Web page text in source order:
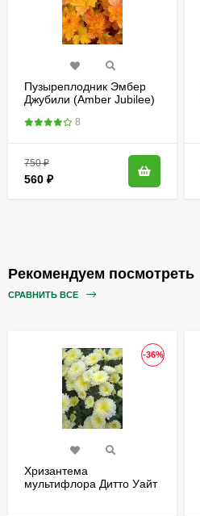
Пузыреплодник Эмбер
Джубили (Amber Jubilee)
8
750₽
560 ₽
Рекомендуем посмотреть
СРАВНИТЬ ВСЕ
-36%
Хризантема
мультифлора Дитто Уайт